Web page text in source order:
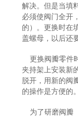
解决。但是当填
必须使阀门全开
的）。更换时在
盖螺母，以后还
更换阀瓣零件
夹持架上安装新
脱开，用新的阀
的操作是方便的。
为了研磨阀瓣